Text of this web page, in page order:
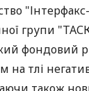
групи
фондовий
тлі